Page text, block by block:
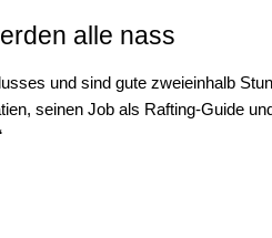
alle nass
und sind gute zweieinhalb
seinen Job als Rafting-Guide